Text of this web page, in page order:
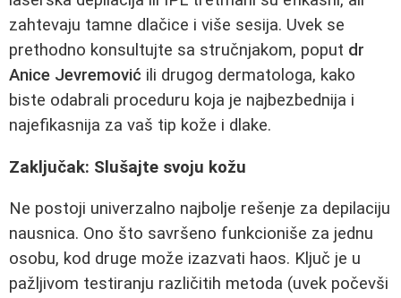
zahtevaju tamne dlačice i više sesija. Uvek se
prethodno konsultujte sa stručnjakom, poput dr
Anice Jevremović ili drugog dermatologa, kako
biste odabrali proceduru koja je najbezbednija i
najefikasnija za vaš tip kože i dlake.
Zaključak: Slušajte svoju kožu
Ne postoji univerzalno najbolje rešenje za depilaciju
nausnica. Ono što savršeno funkcioniše za jednu
osobu, kod druge može izazvati haos. Ključ je u
pažljivom testiranju različitih metoda (uvek počevši